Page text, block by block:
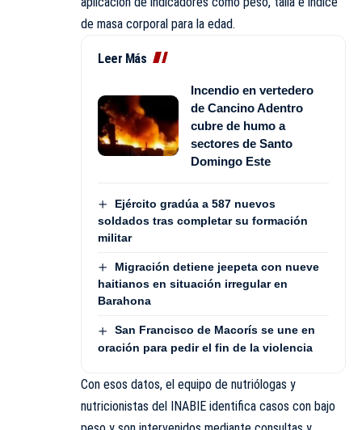
de masa corporal para la edad.
Leer Más
Incendio en vertedero
de Cancino Adentro
cubre de humo a
sectores de Santo
Domingo Este
Ejército gradúa a 587 nuevos
soldados tras completar su formación
militar
Migración detiene jeepeta con nueve
haitianos en situación irregular en
Barahona
San Francisco de Macorís se une en
oración para pedir el fin de la violencia
Con esos datos, el equipo de nutriólogas y
nutricionistas del INABIE identifica casos con bajo